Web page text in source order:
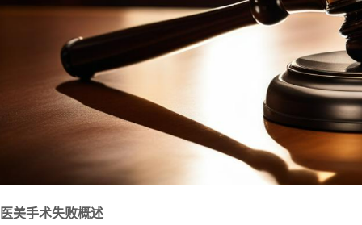
医美手术失败概述